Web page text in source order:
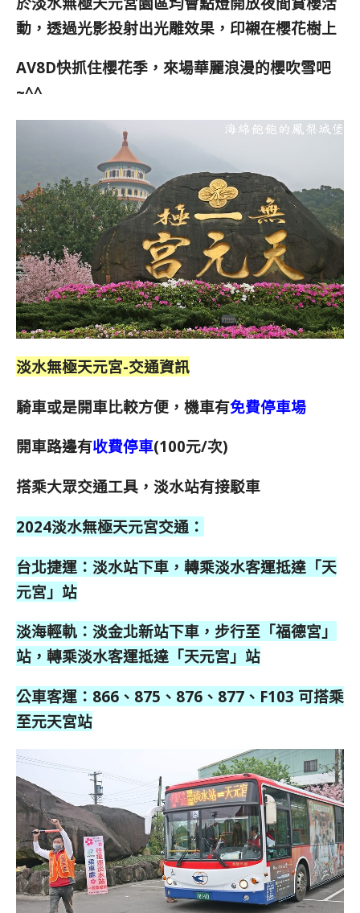
動，透過光影投射出光雕效果，印襯在櫻花樹上
AV8D快抓住櫻花季，來場華麗浪漫的櫻吹雪吧
~^^
淡水無極天元宮-交通資訊
騎車或是開車比較方便，機車有免費停車場
開車路邊有收費停車(100元/次)
搭乘大眾交通工具，淡水站有接駁車
2024淡水無極天元宮交通：
台北捷運：淡水站下車，轉乘淡水客運抵達「天
元宮」站
淡海輕軌：淡金北新站下車，步行至「福德宮」
站，轉乘淡水客運抵達「天元宮」站
公車客運：866、875、876、877、F103 可搭乘
至元天宮站